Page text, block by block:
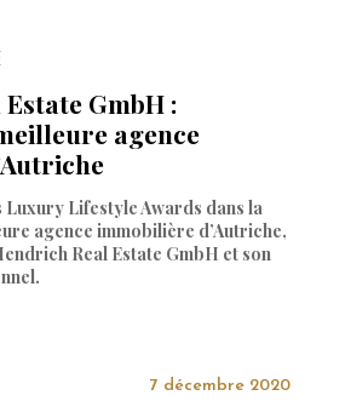
GmbH :
agence
Luxury Lifestyle Awards dans la
agence immobilière d’Autriche,
Real Estate GmbH et son
7 décembre 2020